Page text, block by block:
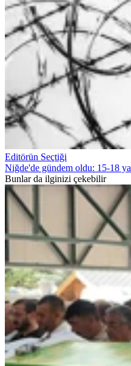
Editörün Seçtiği
Niğde'de gündem oldu: 15-18
Bunlar da ilginizi çekebilir